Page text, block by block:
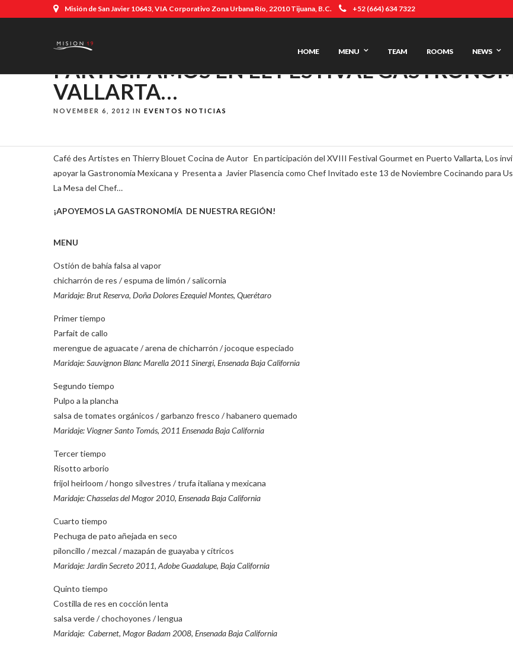
Misión de San Javier 10643, VIA Corporativo Zona Urbana Río, 22010 Tijuana, B.C. +52 (664) 634 7322
HOME MENU TEAM ROOMS NEWS
PARTICIPAMOS EN EL FESTIVAL
VALLARTA…
NOVEMBER 6, 2012 IN EVENTOS NOTICIAS
Café des Artistes en Thierry Blouet Cocina de Autor En participación del XVIII Festival Gourmet en Puerto Vallarta, Los
apoyar la Gastronomía Mexicana y Presenta a Javier Plasencia como Chef Invitado este 13 de Noviembre Cocinando para
La Mesa del Chef…
¡APOYEMOS LA GASTRONOMÍA DE NUESTRA REGIÓN!
MENU
Ostión de bahía falsa al vapor
chicharrón de res / espuma de limón / salicornia
Maridaje: Brut Reserva, Doña Dolores Ezequiel Montes, Querétaro
Primer tiempo
Parfait de callo
merengue de aguacate / arena de chicharrón / jocoque especiado
Maridaje: Sauvignon Blanc Marella 2011 Sinergi, Ensenada Baja California
Segundo tiempo
Pulpo a la plancha
salsa de tomates orgánicos / garbanzo fresco / habanero quemado
Maridaje: Viogner Santo Tomás, 2011 Ensenada Baja California
Tercer tiempo
Risotto arborio
frijol heirloom / hongo silvestres / trufa italiana y mexicana
Maridaje: Chasselas del Mogor 2010, Ensenada Baja California
Cuarto tiempo
Pechuga de pato añejada en seco
piloncillo / mezcal / mazapán de guayaba y cítricos
Maridaje: Jardin Secreto 2011, Adobe Guadalupe, Baja California
Quinto tiempo
Costilla de res en cocción lenta
salsa verde / chochoyones / lengua
Maridaje: Cabernet, Mogor Badam 2008, Ensenada Baja California